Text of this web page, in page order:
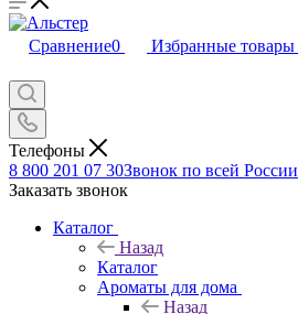
Сравнение0 Избранные товары
Телефоны
8 800 201 07 30Звонок по всей России
Заказать звонок
Каталог
Назад
Каталог
Ароматы для дома
Назад